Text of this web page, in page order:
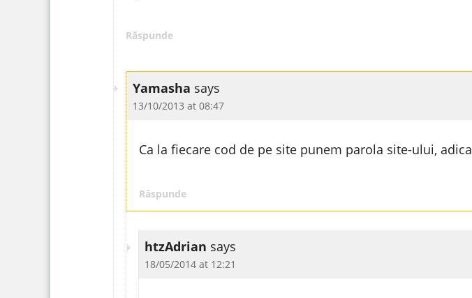
Răspunde
Yamasha says
13/10/2013 at 08:47
Ca la fiecare cod de pe site punem parola site-ului, adica
Răspunde
htzAdrian says
18/05/2014 at 12:21